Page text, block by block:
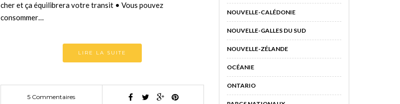
cher et ça équilibrera votre transit • Vous pouvez
consommer…
LIRE LA SUITE
5 Commentaires
NOUVELLE-CALÉDONIE
NOUVELLE-GALLES DU SUD
NOUVELLE-ZÉLANDE
OCÉANIE
ONTARIO